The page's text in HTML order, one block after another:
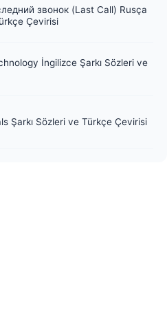
звонок (Last Call) Rusça
Çevirisi
İngilizce Şarkı Sözleri ve
Şarkı Sözleri ve Türkçe Çevirisi